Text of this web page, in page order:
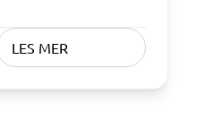
LES MER